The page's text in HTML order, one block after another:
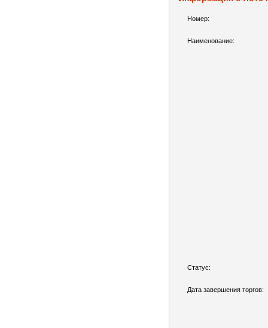
Номер:
Наименование:
Статус:
Дата завершения торгов: